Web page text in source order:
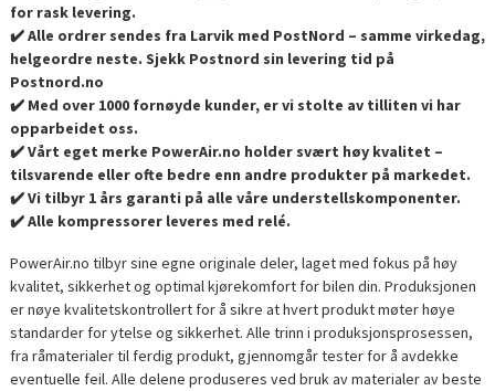
for rask levering.
✔️ Alle ordrer sendes fra Larvik med PostNord – samme virkedag,
helgeordre neste. Sjekk Postnord sin levering tid på
Postnord.no
✔️ Med over 1000 fornøyde kunder, er vi stolte av tilliten vi har
opparbeidet oss.
✔️ Vårt eget merke PowerAir.no holder svært høy kvalitet –
tilsvarende eller ofte bedre enn andre produkter på markedet.
✔️ Vi tilbyr 1 års garanti på alle våre understellskomponenter.
✔️ Alle kompressorer leveres med relé.
PowerAir.no tilbyr sine egne originale deler, laget med fokus på høy
kvalitet, sikkerhet og optimal kjørekomfort for bilen din. Produksjonen
er nøye kvalitetskontrollert for å sikre at hvert produkt møter høye
standarder for ytelse og sikkerhet. Alle trinn i produksjonsprosessen,
fra råmaterialer til ferdig produkt, gjennomgår tester for å avdekke
eventuelle feil. Alle delene produseres ved bruk av materialer av beste